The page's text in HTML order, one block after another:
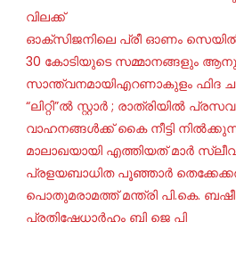
വിലക്ക്
ഓക്‌സിജനിലെ പ്രീ ഓണം സെയില്‍
30 കോടിയുടെ സമ്മാനങ്ങളും
സാന്ത്വനമായിഎറണാകുളം ഫിദ
“ലിറ്റി”ൽ സ്റ്റാർ ; രാത്രിയിൽ
വാഹനങ്ങൾക്ക് കൈ നീട്ടി
മാലാഖയായി എത്തിയത് മാർ സ്ലീവാ
പ്രളയബാധിത പൂഞ്ഞാർ
പൊതുമരാമത്ത് മന്ത്രി പി.കെ.
പ്രതിഷേധാർഹം ബി ജെ പി